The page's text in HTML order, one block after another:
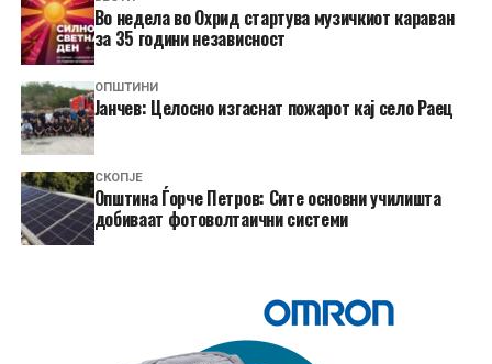
Во недела во Охрид стартува музичкиот караван
за 35 години независност
ОПШТИНИ
Јанчев: Целосно изгаснат пожарот кај село Раец
СКОПЈЕ
Општина Ѓорче Петров: Сите основни училишта
добиваат фотоволтаични системи